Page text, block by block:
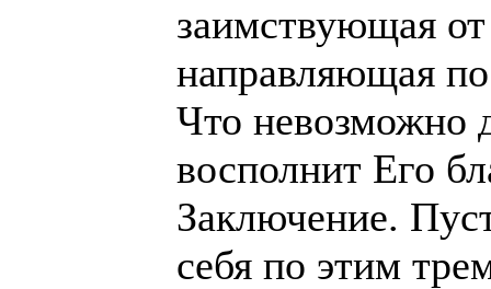
заимствующая
направляющая
Что невозможно
восполнит Его
Заключение.
себя по этим